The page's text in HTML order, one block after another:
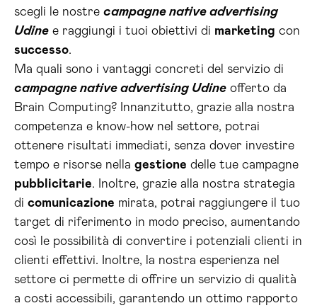
scegli le nostre campagne native advertising
Udine e raggiungi i tuoi obiettivi di marketing con
successo.
Ma quali sono i vantaggi concreti del servizio di
campagne native advertising Udine offerto da
Brain Computing? Innanzitutto, grazie alla nostra
competenza e know-how nel settore, potrai
ottenere risultati immediati, senza dover investire
tempo e risorse nella gestione delle tue campagne
pubblicitarie. Inoltre, grazie alla nostra strategia
di comunicazione mirata, potrai raggiungere il tuo
target di riferimento in modo preciso, aumentando
così le possibilità di convertire i potenziali clienti in
clienti effettivi. Inoltre, la nostra esperienza nel
settore ci permette di offrire un servizio di qualità
a costi accessibili, garantendo un ottimo rapporto